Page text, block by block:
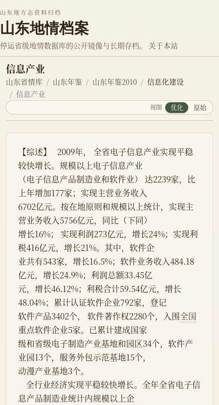
山东地方志资料归档
山东地情档案
停运省级地情数据库的公开镜像与长期存档。 关于本站
信息产业
山东省情库 山东年鉴 山东年鉴2010
信息化建设
信息产业
视图 优化 原始
【综述】   2009年， 全省电子信息产业实现平稳
较快增长。规模以上电子信息产业
（电子信息产品制造业和软件业） 达2239家，比
上年增加177家；实现主营业务收入
6702亿元。按在地原则和规模以上统计，实现主
营业务收入5756亿元，同比（下同）
增长16%； 实现利润273亿元，增长24%；实现利
税416亿元，增长21%。其中，软件企
业共有543家，增长16.5%；软件业务收入484.18
亿元，增长24.9%；利润总额33.45亿
元，增长46.12%；利税合计59.54亿元，增长
48.04%；累计认证软件企业792家，登记
软件产品3402个， 软件著作权2280个，入围全国
重点软件企业5家。已累计建成国家
级和省级电子制造产业基地和园区34个，软件产
业园13个，服务外包示范基地15个，
动漫产业基地3个。
息产品制造业统计内规模以上企